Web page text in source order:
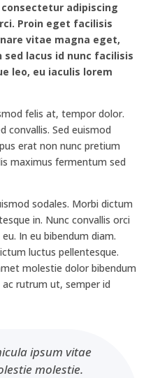
adipiscing
Proin eget facilisis
vitae magna eget,
lacus id nunc facilisis
leo, eu iaculis lorem
felis at, tempor dolor.
convallis. Sed euismod
erat non nunc pretium
maximus fermentum sed
sodales. Morbi dictum
in. Nunc convallis orci
In eu bibendum diam.
luctus pellentesque.
molestie dolor bibendum
rutrum ut, semper id
ipsum vitae
molestie.